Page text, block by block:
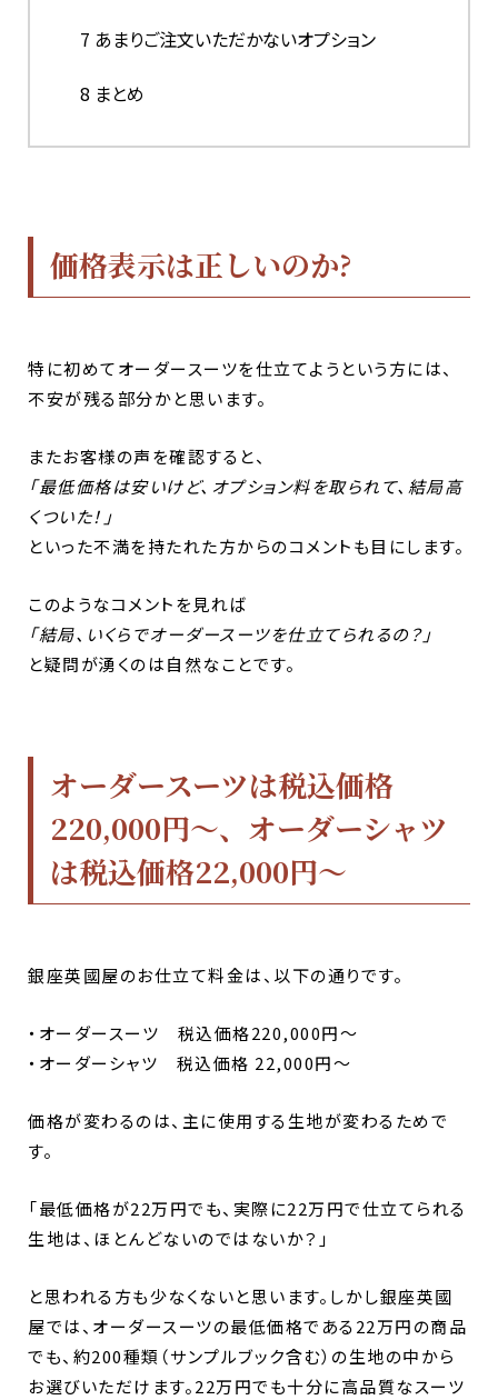
7 あまりご注文いただかないオプション
8 まとめ
価格表示は正しいのか?
特に初めてオーダースーツを仕立てようという方には、
不安が残る部分かと思います。
またお客様の声を確認すると、
「最低価格は安いけど、オプション料を取られて、結局高
くついた！」
といった不満を持たれた方からのコメントも目にします。
このようなコメントを見れば
「結局、いくらでオーダースーツを仕立てられるの？」
と疑問が湧くのは自然なことです。
オーダースーツは税込価格
220,000円～、オーダーシャツ
は税込価格22,000円～
銀座英國屋のお仕立て料金は、以下の通りです。
・オーダースーツ 税込価格220,000円～
・オーダーシャツ 税込価格 22,000円～
価格が変わるのは、主に使用する生地が変わるためで
す。
「最低価格が22万円でも、実際に22万円で仕立てられる
生地は、ほとんどないのではないか？」
と思われる方も少なくないと思います。しかし銀座英國
屋では、オーダースーツの最低価格である22万円の商品
でも、約200種類（サンプルブック含む）の生地の中から
お選びいただけます。22万円でも十分に高品質なスーツ